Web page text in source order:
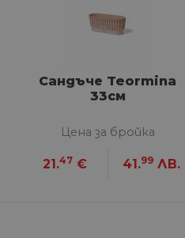
Сандъче Teormina
33см
Цена за бройка
21.47 € 41.99 ЛВ.